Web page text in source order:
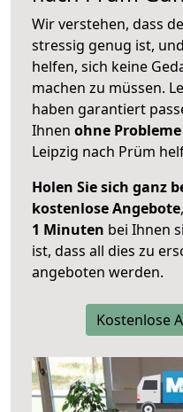
Wir verstehen, dass
stressig genug ist,
helfen, sich keine
machen zu müssen.
haben garantiert
Ihnen ohne Probleme
Leipzig nach Prüm
Holen Sie sich ganz
kostenlose Angebote
1 Minuten bei Ihnen
ist, dass all dies zu
angeboten werden.
Kostenlose